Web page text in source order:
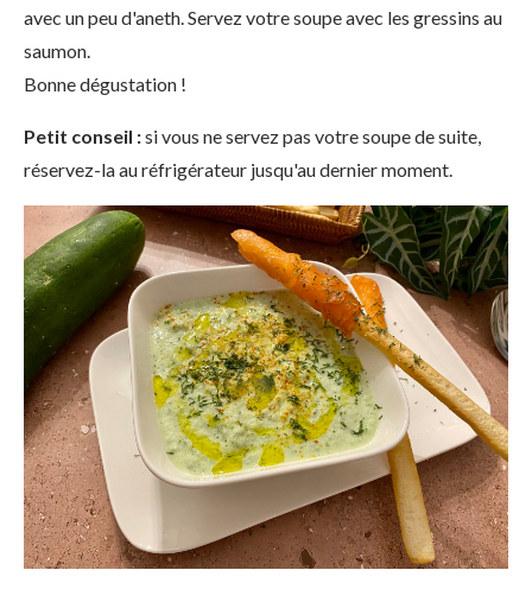
avec un peu d'aneth. Servez votre soupe avec les gressins au
saumon.
Bonne dégustation !
Petit conseil :si vous ne servez pas votre soupe de suite,
réservez-la au réfrigérateur jusqu'au dernier moment.